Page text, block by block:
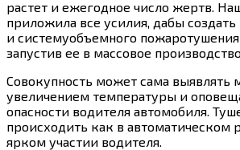
растет и ежегодное число жертв.
приложила все усилия, дабы
и системуобъемного
запустив ее в массовое
Совокупность может сама выявлять
увеличением температуры и
опасности водителя автомобиля.
происходить как в автоматическом
ярком участии водителя.